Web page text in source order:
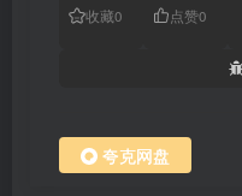
收藏0 点赞0
夸克网盘